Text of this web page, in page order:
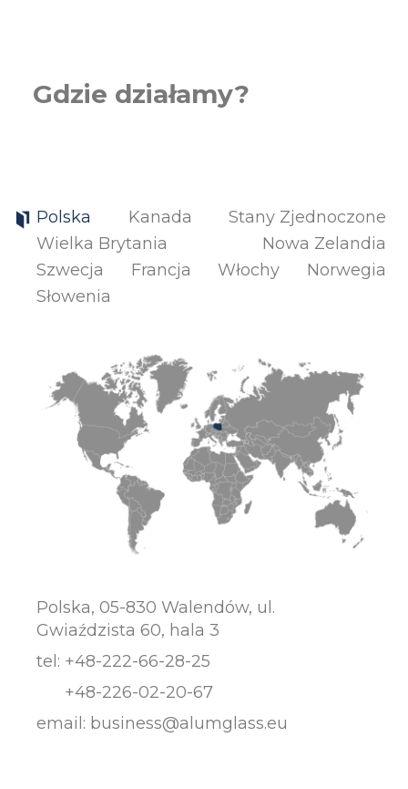
Gdzie działamy?
Polska Kanada
Stany Zjednoczone
Wielka Brytania
Nowa Zelandia
Szwecja
Francja Włochy
Norwegia
Słowenia
Polska, 05-830 Walendów, ul.
Gwiaździsta 60, hala 3
tel: +48-222-66-28-25
+48-226-02-20-67
email: business@alumglass.eu